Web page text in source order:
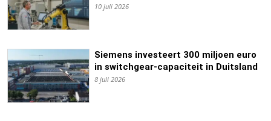
10 juli 2026
Siemens investeert 300 miljoen euro
in switchgear-capaciteit in Duitsland
8 juli 2026